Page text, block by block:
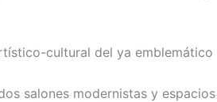
cultural del ya
salones modernistas y